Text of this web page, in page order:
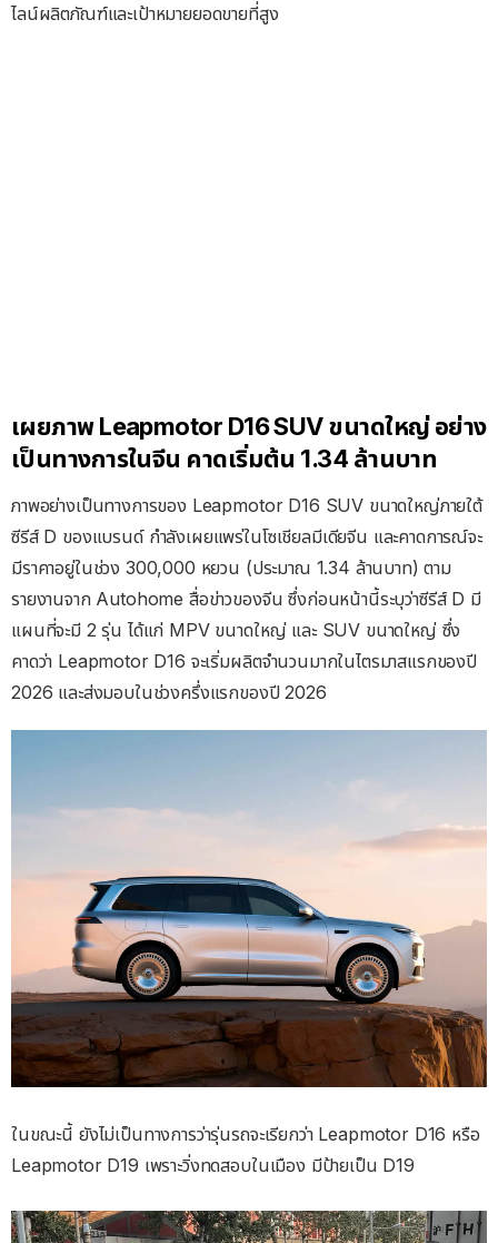
ไลน์ผลิตภัณฑ์และเป้าหมายยอดขายที่สูง
เผยภาพ Leapmotor D16 SUV ขนาดใหญ่ อย่าง
เป็นทางการในจีน คาดเริ่มต้น 1.34 ล้านบาท
ภาพอย่างเป็นทางการของ Leapmotor D16 SUV ขนาดใหญ่ภายใต้
ซีรีส์ D ของแบรนด์ กำลังเผยแพร่ในโซเชียลมีเดียจีน และคาดการณ์จะ
มีราคาอยู่ในช่วง 300,000 หยวน (ประมาณ 1.34 ล้านบาท) ตาม
รายงานจาก Autohome สื่อข่าวของจีน ซึ่งก่อนหน้านี้ระบุว่าซีรีส์ D มี
แผนที่จะมี 2 รุ่น ได้แก่ MPV ขนาดใหญ่ และ SUV ขนาดใหญ่ ซึ่ง
คาดว่า Leapmotor D16 จะเริ่มผลิตจำนวนมากในไตรมาสแรกของปี
2026 และส่งมอบในช่วงครึ่งแรกของปี 2026
ในขณะนี้ ยังไม่เป็นทางการว่ารุ่นรถจะเรียกว่า Leapmotor D16 หรือ
Leapmotor D19 เพราะวิ่งทดสอบในเมือง มีป้ายเป็น D19